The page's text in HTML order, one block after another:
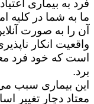
فرد به بیماری
ما به شما در کلیه
آن را به صورت
واقعیت انکار
است که خود فرد
برد.
این بیماری سبب
معتاد دچار تغییر